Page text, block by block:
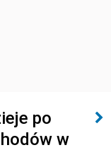
po
w